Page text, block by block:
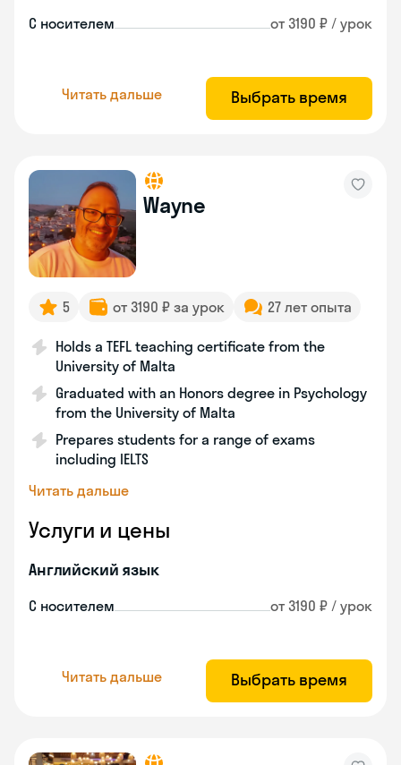
С носителем от 3190 ₽ / урок
Читать дальше Выбрать время
Wayne
5 от 3190 ₽ за урок 27 лет опыта
Holds a TEFL teaching certificate from the
University of Malta
Graduated with an Honors degree in Psychology
from the University of Malta
Prepares students for a range of exams
including IELTS
Читать дальше
Услуги и цены
Английский язык
С носителем от 3190 ₽ / урок
Читать дальше Выбрать время